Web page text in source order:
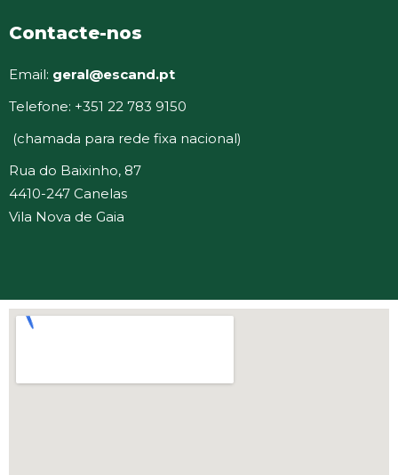
Contacte-nos
Email: geral@escand.pt
Telefone: +351 22 783 9150
(chamada para rede fixa nacional)
Rua do Baixinho, 87
4410-247 Canelas
Vila Nova de Gaia